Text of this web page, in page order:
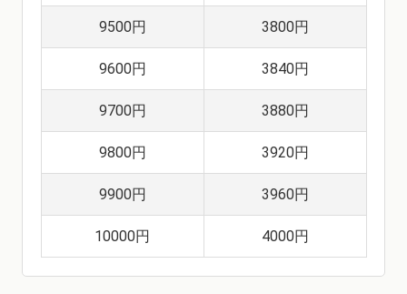
9500円 3800円
9600円 3840円
9700円 3880円
9800円 3920円
9900円 3960円
10000円 4000円